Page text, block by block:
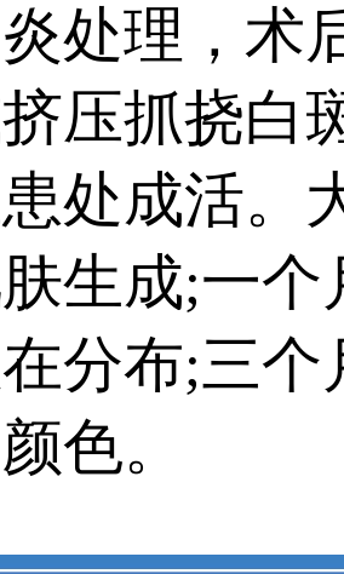
处理，术
压抓挠白
处成活。
生成;一
分布;三个
色。